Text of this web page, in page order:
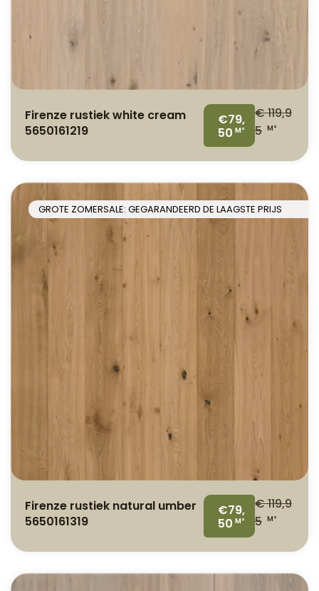
Firenze rustiek white cream
5650161219
€79,
50 M²
€119,9
5 M²
GROTE ZOMERSALE: GEGARANDEERD DE LAAGSTE PRIJS
Firenze rustiek natural umber
5650161319
€79,
50 M²
€119,9
5 M²